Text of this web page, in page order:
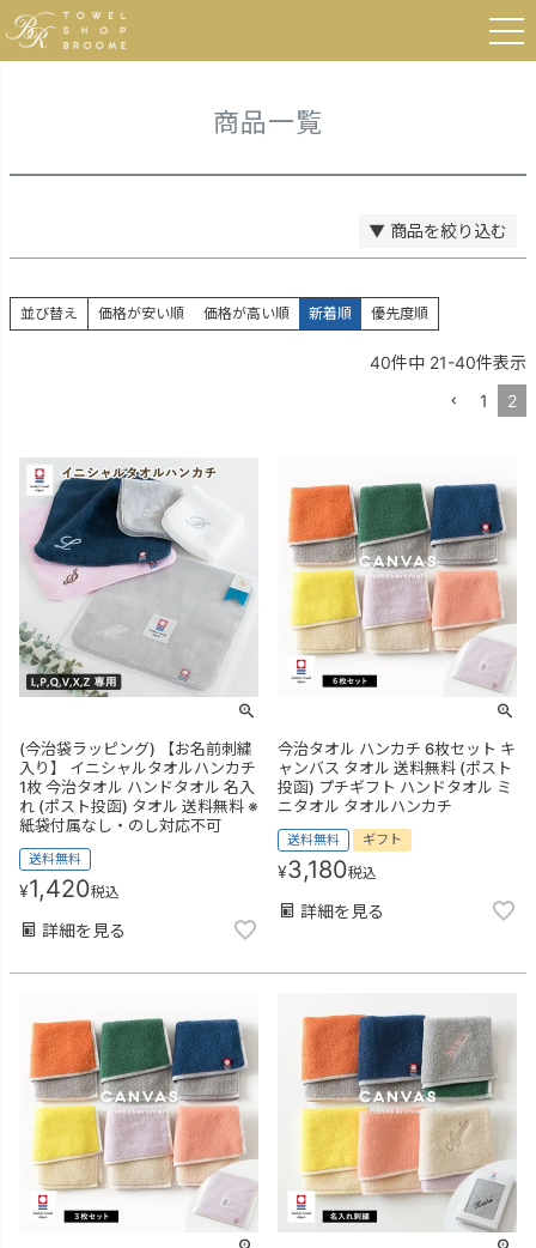
HOME 商品一覧
商品一覧
▼ 商品を絞り込む
価格が安い順
価格が高い順
キーワードヒット順
検索
並び替え 価格が安い順 価格が高い順 新着順 優先度順
40件中 21-40件表示
1
2
(今治袋ラッピング) 【お名前刺繍
入り】 イニシャルタオルハンカチ
1枚 今治タオル ハンドタオル 名入
れ (ポスト投函) タオル 送料無料 ※
紙袋付属なし・のし対応不可
送料無料
¥1,420税込
詳細を見る
今治タオル ハンカチ 6枚セット キ
ャンバス タオル 送料無料 (ポスト
投函) プチギフト ハンドタオル ミ
ニタオル タオルハンカチ
送料無料 ギフト
¥3,180税込
詳細を見る